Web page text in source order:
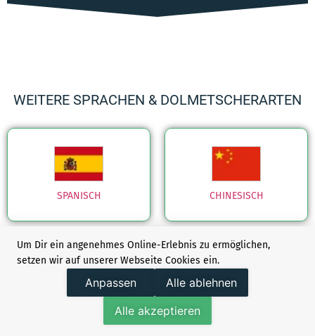
WEITERE SPRACHEN & DOLMETSCHERARTEN
SPANISCH CHINESISCH
Um Dir ein angenehmes Online-Erlebnis zu ermöglichen,
setzen wir auf unserer Webseite Cookies ein.
Anpassen
Alle ablehnen
Alle akzeptieren